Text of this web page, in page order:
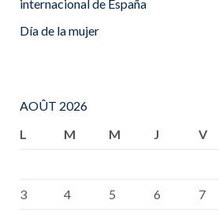
internacional de España
Día de la mujer
AOÛT 2026
L
M M J V
3
4 5 6 7